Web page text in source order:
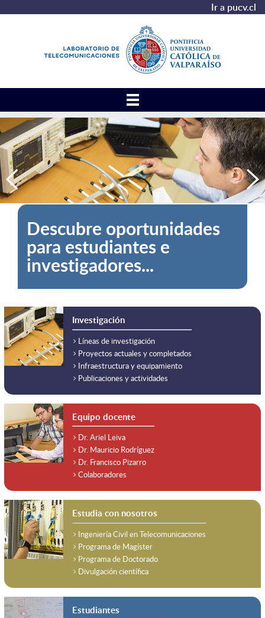
Ir a pucv.cl
Descubre oportunidades
para estudiantes e
investigadores...
Investigación
Líneas de investigación
Proyectos actuales y completados
Infraestructura y equipamiento
Publicaciones y actividades
Equipo docente
Dr. Ariel Leiva
Dr. Mauricio Rodríguez
Dr. Francisco Pizarro
Colaboradores
Estudia con nosotros
Ingeniería Civil en Telecomunicaciones
Programa de Magíster
Programa de Doctorado
Divulgación científica
Estudiantes